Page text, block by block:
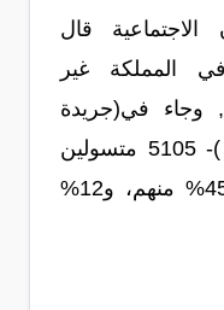
قال
في المملكة غير
سعوديين! مجلة اليمامة874, وجاء في(جريدة
الرياض عدد! ذار 04, 2004 )- 5105 متسولين
بالرياض يشكل السعوديون 45% منهم، و12%